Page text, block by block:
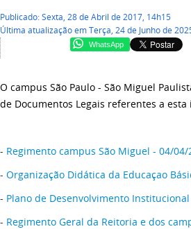
Publicado: Sexta, 28 de Abril de 2017, 14h15
Última atualização em Terça, 24 de Junho de
WhatsApp
O campus São Paulo - São Miguel
de Documentos Legais referentes a
- Regimento campus São Miguel - 04/04/
- Organização Didática da Educaçao
- Plano de Desenvolvimento Institucional
- Regimento Geral da Reitoria e dos